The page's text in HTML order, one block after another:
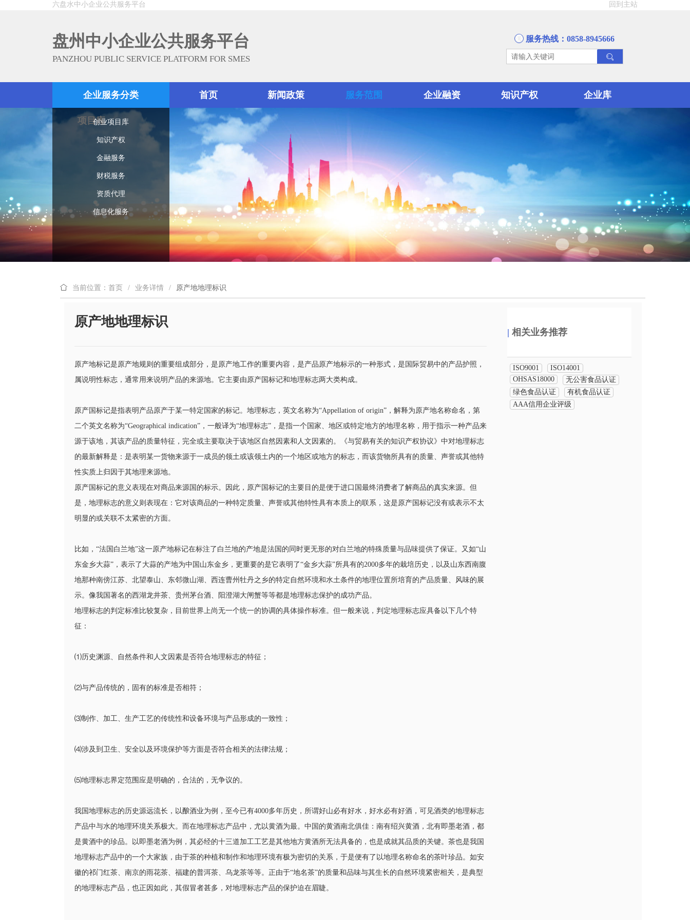
回到主站
六盘水中小企业公共服务平台
盘州中小企业公共服务平台
PANZHOU PUBLIC SERVICE PLATFORM FOR SMES
服务热线：0858-8945666
企业服务分类
创业项目库
知识产权
金融服务
财税服务
资质代理
信息化服务
首页 新闻政策 服务范围 企业融资 知识产权 企业库
项目库
当前位置：首页 / 业务详情 / 原产地地理标识
原产地地理标识
原产地标记是原产地规则的重要组成部分，是原产地工作的重要内容，是产品原产地标示的一种形式，是国际贸易中的产品护照，
属说明性标志，通常用来说明产品的来源地。它主要由原产国标记和地理标志两大类构成。
原产国标记是指表明产品原产于某一特定国家的标记。地理标志，英文名称为“Appellation of origin”，解释为原产地名称命名，第
二个英文名称为“Geographical indication”，一般译为“地理标志”，是指一个国家、地区或特定地方的地理名称，用于指示一种产品来
源于该地，其该产品的质量特征，完全或主要取决于该地区自然因素和人文因素的。《与贸易有关的知识产权协议》中对地理标志
的最新解释是：是表明某一货物来源于一成员的领土或该领土内的一个地区或地方的标志，而该货物所具有的质量、声誉或其他特
性实质上归因于其地理来源地。
原产国标记的意义表现在对商品来源国的标示。因此，原产国标记的主要目的是便于进口国最终消费者了解商品的真实来源。但
是，地理标志的意义则表现在：它对该商品的一种特定质量、声誉或其他特性具有本质上的联系，这是原产国标记没有或表示不太
明显的或关联不太紧密的方面。
比如，“法国白兰地”这一原产地标记在标注了白兰地的产地是法国的同时更无形的对白兰地的特殊质量与品味提供了保证。又如“山
东金乡大蒜”，表示了大蒜的产地为中国山东金乡，更重要的是它表明了“金乡大蒜”所具有的2000多年的栽培历史，以及山东西南腹
地那种南傍江苏、北望泰山、东邻微山湖、西连曹州牡丹之乡的特定自然环境和水土条件的地理位置所培育的产品质量、风味的展
示。像我国著名的西湖龙井茶、贵州茅台酒、阳澄湖大闸蟹等等都是地理标志保护的成功产品。
地理标志的判定标准比较复杂，目前世界上尚无一个统一的协调的具体操作标准。但一般来说，判定地理标志应具备以下几个特
征：
⑴历史渊源、自然条件和人文因素是否符合地理标志的特征；
⑵与产品传统的，固有的标准是否相符；
⑶制作、加工、生产工艺的传统性和设备环境与产品形成的一致性；
⑷涉及到卫生、安全以及环境保护等方面是否符合相关的法律法规；
⑸地理标志界定范围应是明确的，合法的，无争议的。
我国地理标志的历史源远流长，以酿酒业为例，至今已有4000多年历史，所谓好山必有好水，好水必有好酒，可见酒类的地理标志
产品中与水的地理环境关系极大。而在地理标志产品中，尤以黄酒为最。中国的黄酒南北俱佳：南有绍兴黄酒，北有即墨老酒，都
是黄酒中的珍品。以即墨老酒为例，其必经的十三道加工工艺是其他地方黄酒所无法具备的，也是成就其品质的关键。茶也是我国
地理标志产品中的一个大家族，由于茶的种植和制作和地理环境有极为密切的关系，于是便有了以地理名称命名的茶叶珍品。如安
徽的祁门红茶、南京的雨花茶、福建的普洱茶、乌龙茶等等。正由于“地名茶”的质量和品味与其生长的自然环境紧密相关，是典型
的地理标志产品，也正因如此，其假冒者甚多，对地理标志产品的保护迫在眉睫。
|相关业务推荐
ISO9001
ISO14001
OHSAS18000
无公害食品认证
绿色食品认证
有机食品认证
AAA信用企业评级